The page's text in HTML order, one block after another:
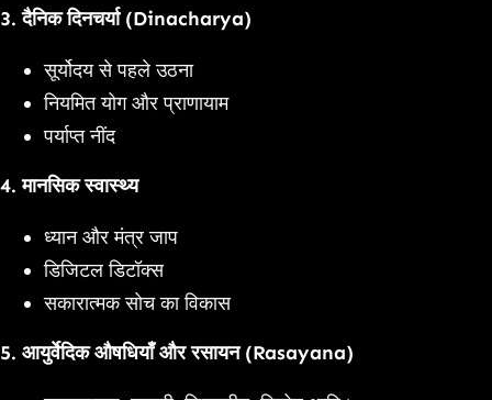
3.दैनिक दिनचर्या (Dinacharya)
सूर्योदय से पहले उठना
नियमित योग और प्राणायाम
पर्याप्त नींद
4.मानसिक स्वास्थ्य
ध्यान और मंत्र जाप
डिजिटल डिटॉक्स
सकारात्मक सोच का विकास
5. आयुर्वेदिक औषधियाँ और रसायन (Rasayana)